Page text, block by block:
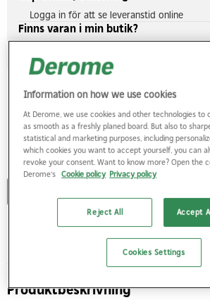
Logga in för att se leveranstid online
Finns varan i min butik?
Visa saldo i butiker
Du behöver vara inloggad för att
Produktbeskrivning
Information on how we use cookies
At Derome, we use cookies and other technologies
as smooth as a freshly planed board. But also to
statistical and marketing purposes, including
which cookies you want to accept yourself, you can
revoke your consent. Want to know more? Open the
Derome's Cookie policy Privacy policy
Reject All Accept
Cookies Settings